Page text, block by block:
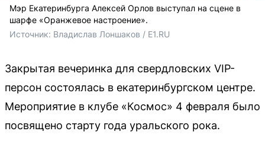
Мэр Екатеринбурга Алексей Орлов выступал на сцене в
шарфе «Оранжевое настроение».
Источник: Владислав Лоншаков / E1.RU
Закрытая вечеринка для свердловских VIP-
персон состоялась в екатеринбургском центре.
Мероприятие в клубе «Космос» 4 февраля было
посвящено старту года уральского рока.